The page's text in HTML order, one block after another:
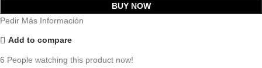
BUY NOW
Pedir Más Información
Add to compare
6 People watching this product now!